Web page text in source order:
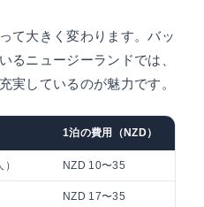
て大きく変わります。バッ
るニュージーランドでは、
実しているのが魅力です。
1泊の費用（NZD）
NZD 10〜35
NZD 17〜35